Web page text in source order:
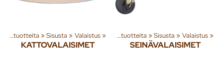
Tuoteryhmiä ja tuotteita ‪»Sisusta ‪» Valaistus‪»
KATTOVALAISIMET
Tuoteryhmiä ja tuotteita ‪»Sisusta ‪» Valaistus‪»
SEINÄVALAISIMET